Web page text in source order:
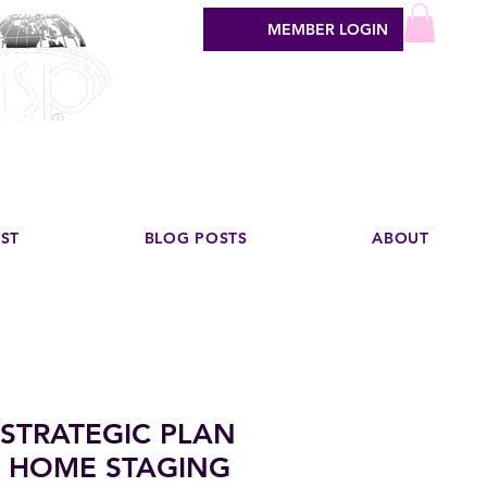
MEMBER LOGIN
BLOG POSTS ABOUT
PLAN
HOME STAGING